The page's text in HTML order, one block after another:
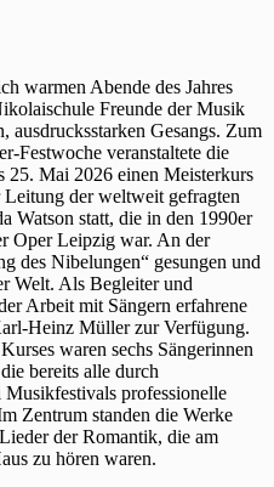
warmen Abende des Jahres
Freunde der Musik
ausdrucksstarken Gesangs. Zum
Festwoche veranstaltete die
Mai 2026 einen Meisterkurs
der weltweit gefragten
Watson statt, die in den 1990er
Oper Leipzig war. An der
des Nibelungen“ gesungen und
Welt. Als Begleiter und
Arbeit mit Sängern erfahrene
Heinz Müller zur Verfügung.
waren sechs Sängerinnen
bereits alle durch
Musikfestivals professionelle
Zentrum standen die Werke
der Romantik, die am
zu hören waren.